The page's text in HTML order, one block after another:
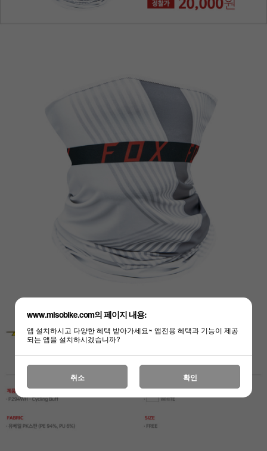
하세요!
www.misobike.com의 페이지 내용:
앱 설치하시고 다양한 혜택 받아가세요~ 앱전용 혜택과 기능이 제공
되는 앱을 설치하시겠습니까?
취소 확인